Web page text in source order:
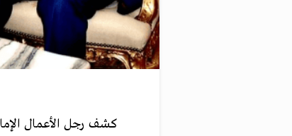
كشف رجل الأعمال